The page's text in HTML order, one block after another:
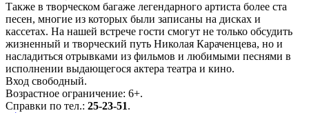
Также в творческом багаже легендарного артиста более ста
песен, многие из которых были записаны на дисках и
кассетах. На нашей встрече гости смогут не только обсудить
жизненный и творческий путь Николая Караченцева, но и
насладиться отрывками из фильмов и любимыми песнями в
исполнении выдающегося актера театра и кино.
Вход свободный.
Возрастное ограничение: 6+.
Справки по тел.: 25-23-51.